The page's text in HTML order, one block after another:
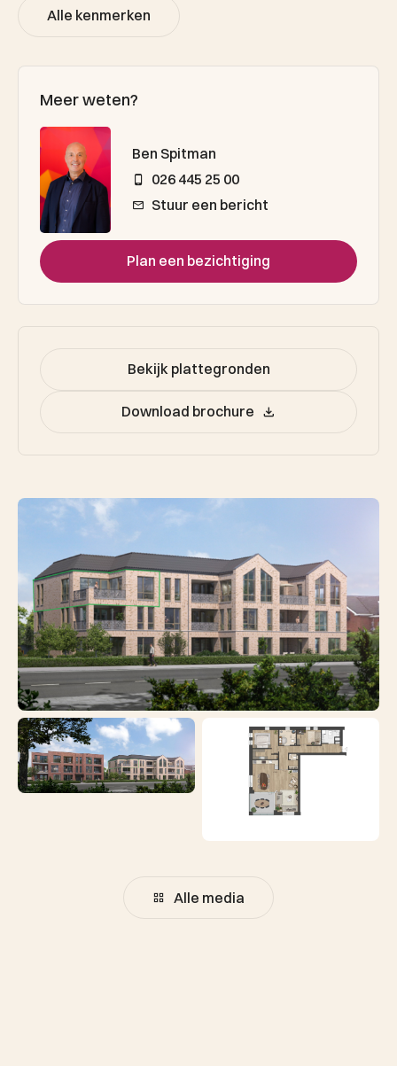
Alle kenmerken
Meer weten?
Ben Spitman
026 445 25 00
Stuur een bericht
Plan een bezichtiging
Bekijk plattegronden
Download brochure
Alle media